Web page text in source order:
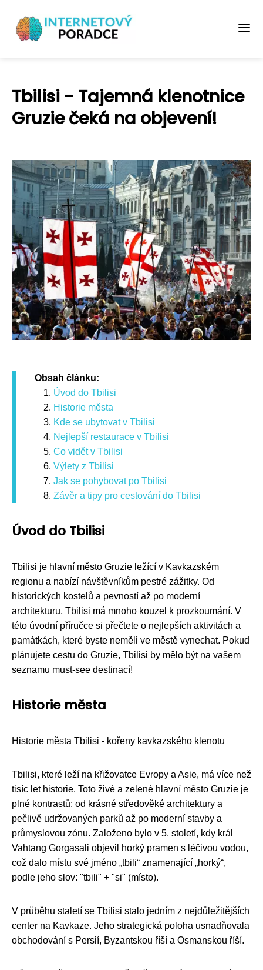
Tbilisi - Tajemná klenotnice
Gruzie čeká na objevení!
Obsah článku:
Úvod do Tbilisi
Historie města
Kde se ubytovat v Tbilisi
Nejlepší restaurace v Tbilisi
Co vidět v Tbilisi
Výlety z Tbilisi
Jak se pohybovat po Tbilisi
Závěr a tipy pro cestování do Tbilisi
Úvod do Tbilisi
Tbilisi je hlavní město Gruzie ležící v Kavkazském
regionu a nabízí návštěvníkům pestré zážitky. Od
historických kostelů a pevností až po moderní
architekturu, Tbilisi má mnoho kouzel k prozkoumání. V
této úvodní příručce si přečtete o nejlepších aktivitách a
památkách, které byste neměli ve městě vynechat. Pokud
plánujete cestu do Gruzie, Tbilisi by mělo být na vašem
seznamu must-see destinací!
Historie města
Historie města Tbilisi - kořeny kavkazského klenotu
Tbilisi, které leží na křižovatce Evropy a Asie, má více než
tisíc let historie. Toto živé a zelené hlavní město Gruzie je
plné kontrastů: od krásné středověké architektury a
pečlivě udržovaných parků až po moderní stavby a
průmyslovou zónu. Založeno bylo v 5. století, kdy král
Vahtang Gorgasali objevil horký pramen s léčivou vodou,
což dalo místu své jméno „tbili“ znamenající „horký“,
podle jeho slov: "tbili" + "si" (místo).
V průběhu staletí se Tbilisi stalo jedním z nejdůležitějších
center na Kavkaze. Jeho strategická poloha usnadňovala
obchodování s Persií, Byzantskou říší a Osmanskou říší.